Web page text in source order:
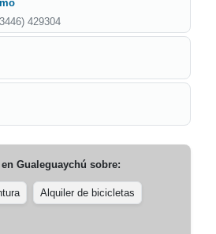
429304
Gualeguaychú sobre:
Alquiler de bicicletas